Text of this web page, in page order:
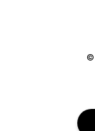
THE NORTH
©